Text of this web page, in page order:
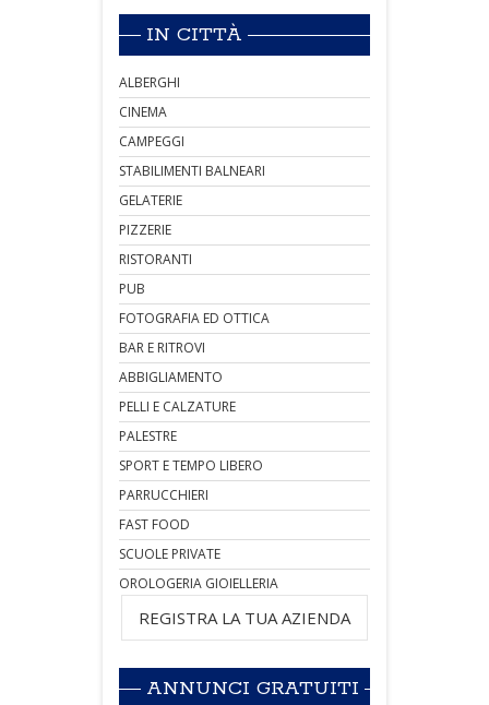
IN CITTÀ
ALBERGHI
CINEMA
CAMPEGGI
STABILIMENTI BALNEARI
GELATERIE
PIZZERIE
RISTORANTI
PUB
FOTOGRAFIA ED OTTICA
BAR E RITROVI
ABBIGLIAMENTO
PELLI E CALZATURE
PALESTRE
SPORT E TEMPO LIBERO
PARRUCCHIERI
FAST FOOD
SCUOLE PRIVATE
OROLOGERIA GIOIELLERIA
REGISTRA LA TUA AZIENDA
ANNUNCI GRATUITI